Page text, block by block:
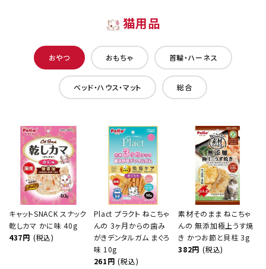
猫用品
おやつ おもちゃ 首輪・ハーネス
ベッド・ハウス・マット 総合
キャットSNACK スナック
乾しカマ かに味 40g
437円 (税込)
Plact プラクト ねこちゃ
んの 3ヶ月からの歯み
がきデンタルガム まぐろ
味 10g
261円 (税込)
素材そのまま ねこちゃ
んの 無添加極上うす焼
き かつお節と貝柱 3g
382円 (税込)